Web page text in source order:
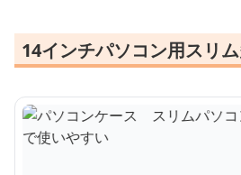
14インチパソコン用スリ